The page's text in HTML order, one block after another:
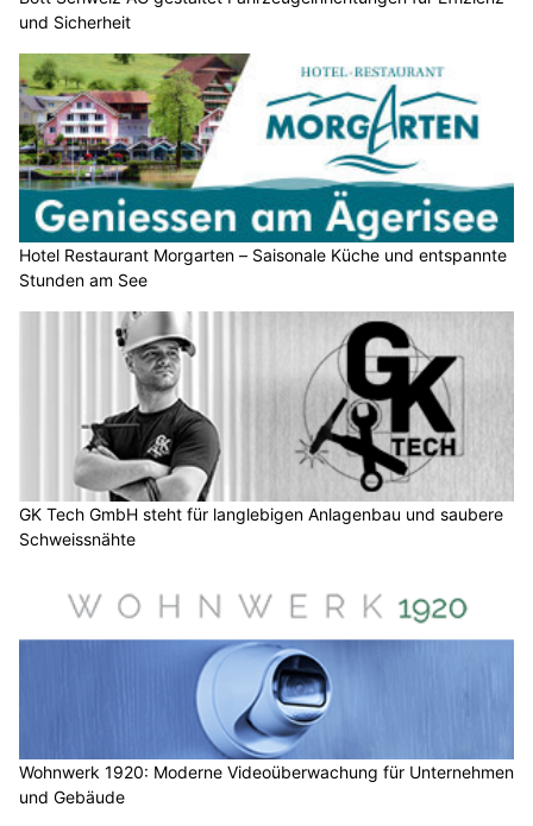
und Sicherheit
Hotel Restaurant Morgarten – Saisonale Küche und entspannte
Stunden am See
GK Tech GmbH steht für langlebigen Anlagenbau und saubere
Schweissnähte
Wohnwerk 1920: Moderne Videoüberwachung für Unternehmen
und Gebäude